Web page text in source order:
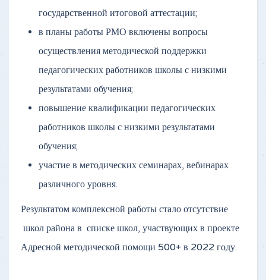
государственной итоговой аттестации;
в планы работы РМО включены вопросы
осуществления методической поддержки
педагогических работников школы с низкими
результатами обучения;
повышение квалификации педагогических
работников школы с низкими результатами
обучения;
участие в методических семинарах, вебинарах
различного уровня.
Результатом комплексной работы стало отсутствие
школ района в списке школ, участвующих в проекте
Адресной методической помощи 500+ в 2022 году.